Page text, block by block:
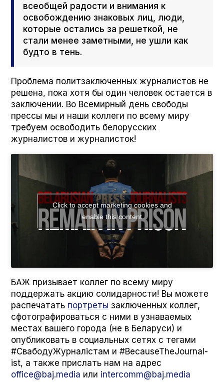
всеобщей радости и внимания к
освобождению знаковых лиц, люди,
которые остались за решеткой, не
стали менее заметными, не ушли как
будто в тень.
Проблема политзаключенных журналистов не
решена, пока хотя бы один человек остается в
заключении. Во Всемирный день свободы
прессы мы и наши коллеги по всему миру
требуем освободить белорусских
журналистов и журналисток!
Click to accept marketing cookies and
enable this content
БАЖ призывает коллег по всему миру
поддержать акцию солидарности! Вы можете
распечатать портреты заключенных коллег,
сфотографироваться с ними в узнаваемых
местах вашего города (не в Беларуси) и
опубликовать в социальных сетях с тегами
#СвабодуЖурналістам и #BecauseThe­Jour­nal­
ist, а также прислать нам на адрес
office@baj.media или intercomm@baj.media